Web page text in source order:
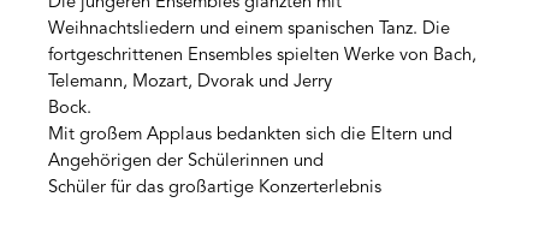
Weihnachtsliedern und einem spanischen Tanz. Die
fortgeschrittenen Ensembles spielten Werke von Bach,
Telemann, Mozart, Dvorak und Jerry
Bock.
Mit großem Applaus bedankten sich die Eltern und
Angehörigen der Schülerinnen und
Schüler für das großartige Konzerterlebnis